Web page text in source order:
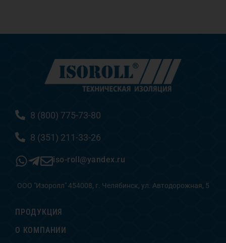
8 (800) 775-73-80
8 (351) 211-33-26
iso-roll@yandex.ru
ООО "Изоролл" 454008, г. Челябинск, ул. Автодорожная, 5
ПРОДУКЦИЯ
О КОМПАНИИ